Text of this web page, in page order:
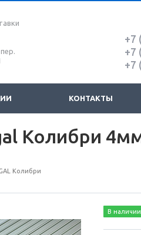
+7
+7
+7
КОНТАКТЫ
Колибри
Колибри
В наличии